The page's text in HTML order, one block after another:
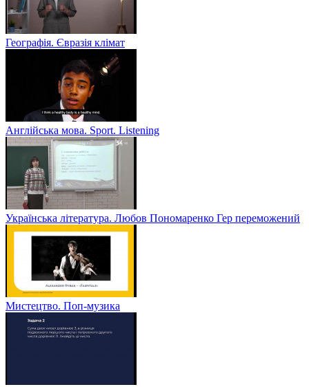
Географія. Євразія клімат
Англійська мова. Sport. Listening
Українська література. Любов Пономаренко Гер переможений
Мистецтво. Поп-музика